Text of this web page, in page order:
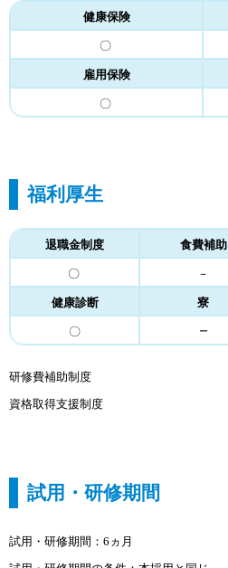
健康保険
〇
雇用保険
〇
福利厚生
退職金制度 食費補助
〇 －
健康診断 寮
〇 －
研修費補助制度
資格取得支援制度
試用・研修期間
試用・研修期間：6ヵ月